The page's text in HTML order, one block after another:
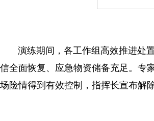
演练期间，各工作组高效推进处
信全面恢复、应急物资储备充足。专
场险情得到有效控制，指挥长宣布解